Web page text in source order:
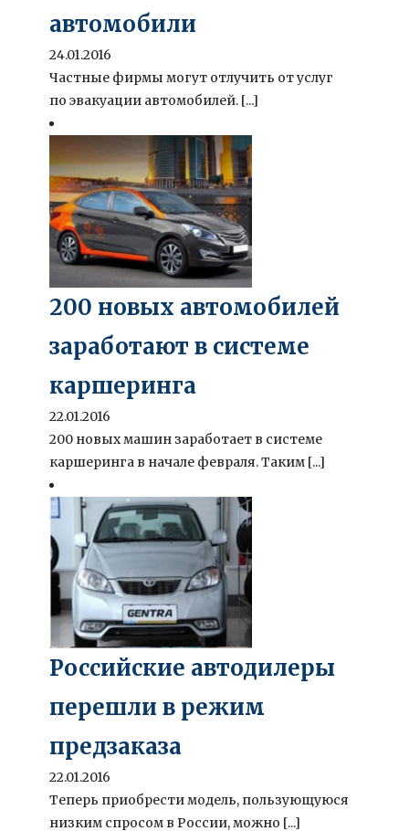
автомобили
24.01.2016
Частные фирмы могут отлучить от услуг
по эвакуации автомобилей. [...]
200 новых автомобилей
заработают в системе
каршеринга
22.01.2016
200 новых машин заработает в системе
каршеринга в начале февраля. Таким [...]
Российские автодилеры
перешли в режим
предзаказа
22.01.2016
Теперь приобрести модель, пользующуюся
низким спросом в России, можно [...]